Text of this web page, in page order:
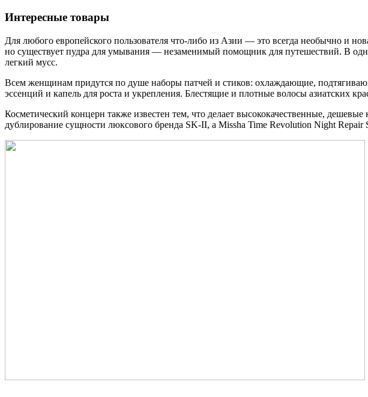
Интересные товары
Для любого европейского пользователя что-либо из Азии — это всегда необычно и
но существует пудра для умывания –– незаменимый помощник для путешествий. В
легкий мусс.
Всем женщинам придутся по душе наборы патчей и стиков: охлаждающие,
эссенций и капель для роста и укрепления. Блестящие и плотные волосы азиатских
Косметический концерн также известен тем, что делает высококачественные,
дублирование сущности люксового бренда SK-II, а Missha Time Revolution Night